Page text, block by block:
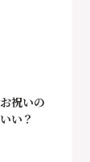
祝いの
い？